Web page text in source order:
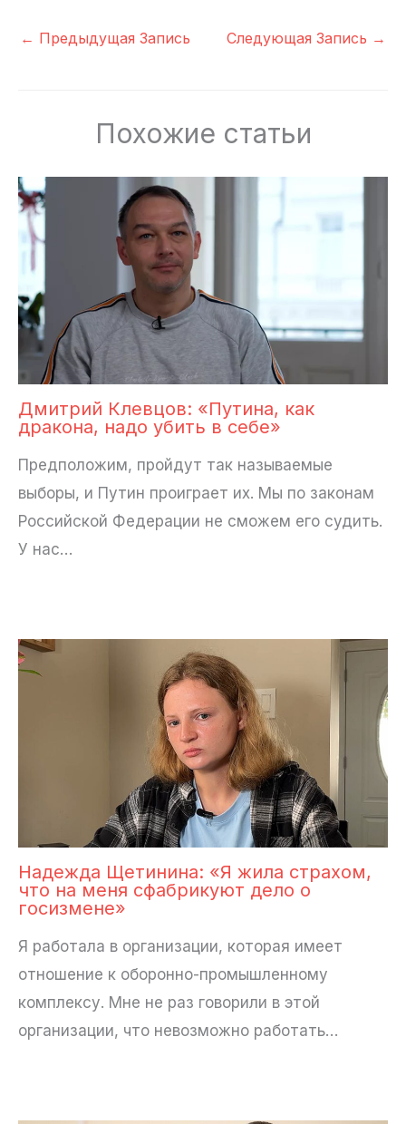
← Предыдущая Запись Следующая Запись →
Похожие статьи
Дмитрий Клевцов: «Путина, как
дракона, надо убить в себе»
Предположим, пройдут так называемые
выборы, и Путин проиграет их. Мы по законам
Российской Федерации не сможем его судить.
У нас…
Надежда Щетинина: «Я жила страхом,
что на меня сфабрикуют дело о
госизмене»
Я работала в организации, которая имеет
отношение к оборонно-промышленному
комплексу. Мне не раз говорили в этой
организации, что невозможно работать…